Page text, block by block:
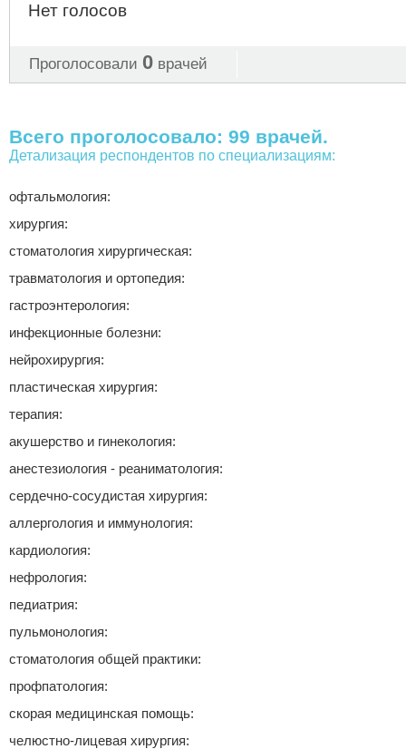
Нет голосов
Проголосовали 0 врачей
Всего проголосовало: 99 врачей.
Детализация респондентов по специализациям:
офтальмология:
хирургия:
стоматология хирургическая:
травматология и ортопедия:
гастроэнтерология:
инфекционные болезни:
нейрохирургия:
пластическая хирургия:
терапия:
акушерство и гинекология:
анестезиология - реаниматология:
сердечно-сосудистая хирургия:
аллергология и иммунология:
кардиология:
нефрология:
педиатрия:
пульмонология:
стоматология общей практики:
профпатология:
скорая медицинская помощь:
челюстно-лицевая хирургия: